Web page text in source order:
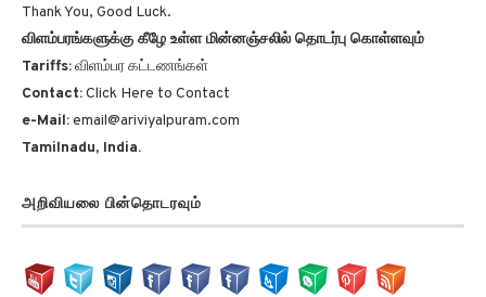
Thank You, Good Luck.
விளம்பரங்களுக்கு கீழே உள்ள மின்னஞ்சலில் தொடர்பு கொள்ளவும்
Tariffs:விளம்பர கட்டணங்கள்
Contact:Click Here to Contact
e-Mail:email@ariviyalpuram.com
Tamilnadu, India.
அறிவியலை பின்தொடரவும்